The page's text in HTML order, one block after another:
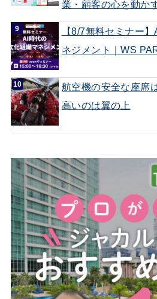
業・顧客の心を動か
【8/7無料セミナー
ネジメント｜WS
航空機の安全な座席
高いのは翼の上